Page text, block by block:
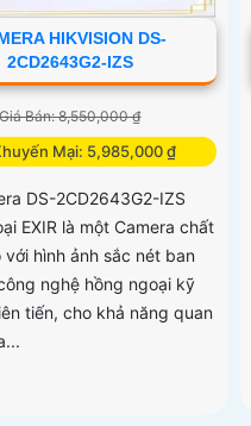
HIKVISION DS-
2CD2643G2-IZS
Giá Bán: 8,550,000 ₫
Mại: 5,985,000 ₫
DS-2CD2643G2-IZS
EXIR là một Camera chất
với hình ảnh sắc nét ban
nghệ hồng ngoại kỹ
tiến, cho khả năng quan